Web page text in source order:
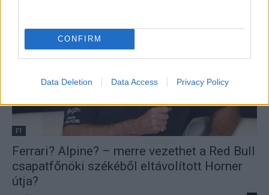
CONFIRM
Data Deletion Data Access Privacy Policy
F1
Ferrari? Alpine? – merre vezethet a Red Bull
csapatfőnöki székéből eltávolított Horner
útja?